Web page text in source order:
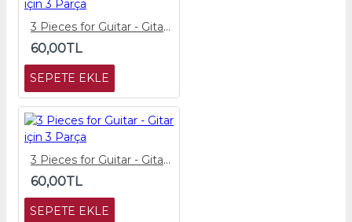
3 Pieces for Guitar - Gitar için 3 Parça
60,00TL
SEPETE EKLE
3 Pieces for Guitar - Gitar için 3 Parça
60,00TL
SEPETE EKLE